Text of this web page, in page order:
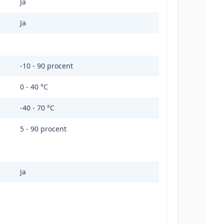
Ja
-10 - 90 procent
0 - 40 °C
-40 - 70 °C
5 - 90 procent
Ja